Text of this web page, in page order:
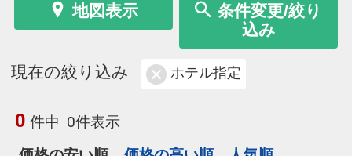
地図表示
条件変更/絞り
込み
現在の絞り込み ホテル指定
0 件中 0件表示